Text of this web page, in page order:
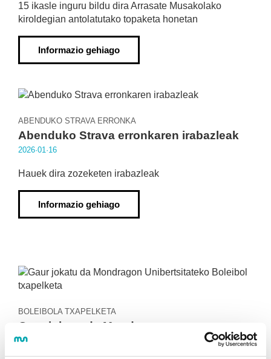
15 ikasle inguru bildu dira Arrasate Musakolako
kiroldegian antolatutako topaketa honetan
Informazio gehiago
ABENDUKO STRAVA ERRONKA
Abenduko Strava erronkaren irabazleak
2026·01·16
Hauek dira zozeketen irabazleak
Informazio gehiago
BOLEIBOLA TXAPELKETA
Gaur jokatu da Mondragon
Unibertsitateko Boleibol txapelketa
2026·01·15